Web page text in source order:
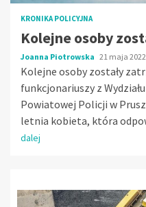
KRONIKA POLICYJNA
Kolejne osoby
Joanna Piotrowska 21 maja 2022
Kolejne osoby zostały
funkcjonariuszy z
Powiatowej Policji w
letnia kobieta, która
dalej